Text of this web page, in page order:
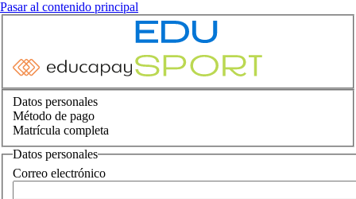
Pasar al contenido principal
Datos personales
Método de pago
Matrícula completa
Datos personales
Correo electrónico